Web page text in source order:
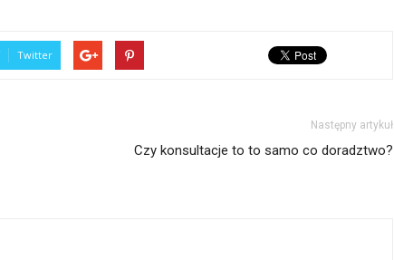
Twitter
Następny artykuł
Czy konsultacje to to samo co doradztwo?